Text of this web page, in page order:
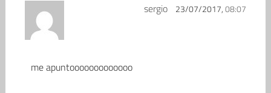
sergio 23/07/2017,08:07
me apuntooooooooooooo